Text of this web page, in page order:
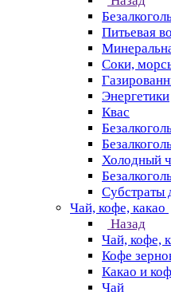
Питьевая
Соки,
Энергетики
Квас
Холодный
Субстраты
Чай, кофе, какао
Назад
Чай, кофе,
Кофе
Какао и
Чай